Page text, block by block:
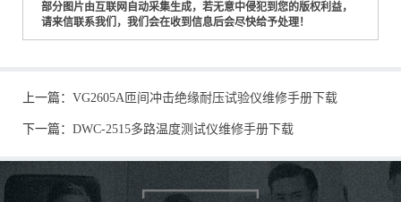
部分图片由互联网自动采集生成，若无意中侵犯到您的版权利益，
请来信联系我们，我们会在收到信息后会尽快给予处理！
上一篇： VG2605A匝间冲击绝缘耐压试验仪维修手册下载
下一篇： DWC-2515多路温度测试仪维修手册下载